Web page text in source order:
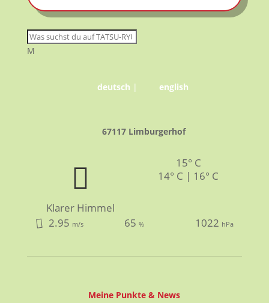
M
deutsch | english
67117 Limburgerhof
Klarer Himmel
15° C
14° C | 16° C
2.95 m/s 65% 1022 hPa
Meine Punkte & News